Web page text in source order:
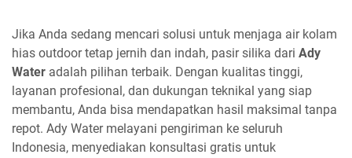
Jika Anda sedang mencari solusi untuk menjaga air kolam
hias outdoor tetap jernih dan indah, pasir silika dari Ady
Water adalah pilihan terbaik. Dengan kualitas tinggi,
layanan profesional, dan dukungan teknikal yang siap
membantu, Anda bisa mendapatkan hasil maksimal tanpa
repot. Ady Water melayani pengiriman ke seluruh
Indonesia, menyediakan konsultasi gratis untuk